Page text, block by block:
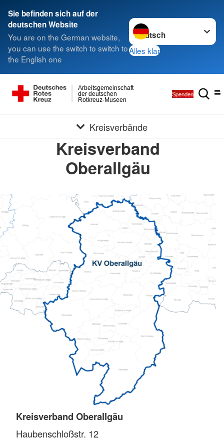
Sie befinden sich auf der
deutschen Website
You are on the German website,
you can use the switch to switch to
the English one
Sprache wechseln zu
Alles klar
Rotkreuz-Museen
der deutschen
Arbeitsgemeinschaft
Spenden
Kreisverbände
Kreisverband
Oberallgäu
Kreisverband Oberallgäu
Haubenschloßstr. 12